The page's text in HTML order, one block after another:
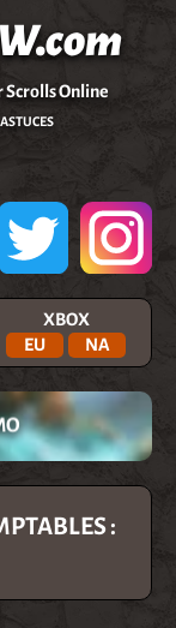
Scrolls Online
XBOX
EU
NA
: